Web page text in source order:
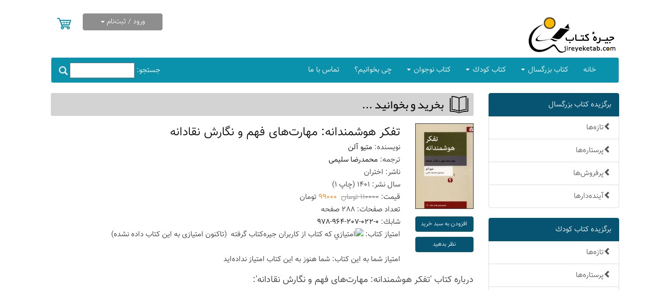
ورود / ثبت‌نام
جستجو: خانه كتاب بزرگسال كتاب كودك كتاب نوجوان چی بخوانیم؟ تماس با ما
برگزیده كتاب بزرگسال
تازه‌ها
پرستاره‌ها
پرفروش‌ها
آینده‌دارها
برگزیده كتاب كودك
تازه‌ها
پرستاره‌ها
بخريد و بخوانيد ...
تفکر هوشمندانه: مهارت‌های فهم و نگارش نقادانه
نویسنده: متیو آلن
ترجمه: محمدرضا سلیمی
ناشر: اختران
سال نشر: 1401 (چاپ 1
)
قیمت:110000 تومان
تومان
تعداد صفحات: 288 صفحه
شابك: 978-964-207-022-0
امتیاز كتاب:
(تاكنون امتیازی به این كتاب داده نشده)
امتیاز شما به این كتاب: شما هنوز به این كتاب امتیاز نداده‌اید
درباره كتاب 'تفکر هوشمندانه: مهارت‌های فهم و نگارش نقادانه':